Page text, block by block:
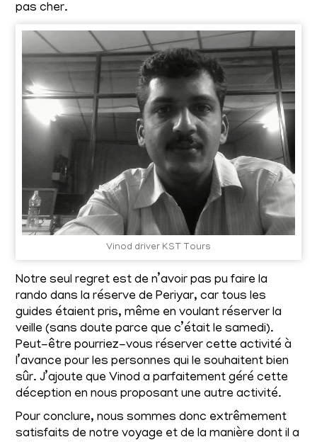
pas cher.
Vinod driver KST Tours
Notre seul regret est de n’avoir pas pu faire la
rando dans la réserve de Periyar, car tous les
guides étaient pris, même en voulant réserver la
veille (sans doute parce que c’était le samedi).
Peut-être pourriez-vous réserver cette activité à
l’avance pour les personnes qui le souhaitent bien
sûr. J’ajoute que Vinod a parfaitement géré cette
déception en nous proposant une autre activité.
Pour conclure, nous sommes donc extrêmement
satisfaits de notre voyage et de la manière dont il a